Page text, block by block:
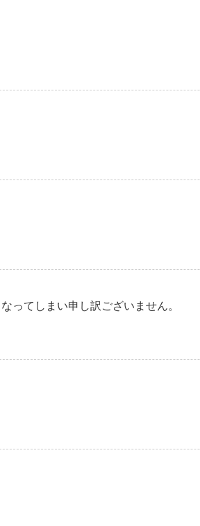
ってしまい申し訳ございません。